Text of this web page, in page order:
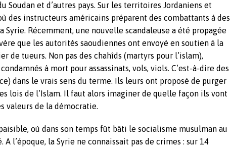
Soudan et d’autres pays. Sur les territoires Jordaniens et
des instructeurs américains préparent des combattants à des
Récemment, une nouvelle scandaleuse a été propagée
que les autorités saoudiennes ont envoyé en soutien à la
de tueurs. Non pas des chahîds (martyrs pour l’islam),
à mort pour assassinats, vols, viols. C’est-à-dire des
dans le vrais sens du terme. Ils leurs ont proposé de purger
lois de l’Islam. Il faut alors imaginer de quelle façon ils vont
valeurs de la démocratie.
où dans son temps fût bâti le socialisme musulman au
A l’époque, la Syrie ne connaissait pas de crimes : sur 14